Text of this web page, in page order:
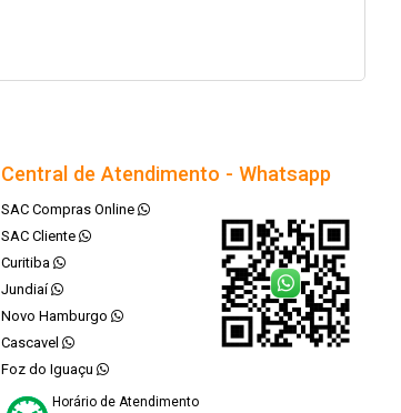
Central de Atendimento - Whatsapp
SAC Compras Online
SAC Cliente
Curitiba
Jundiaí
Novo Hamburgo
Cascavel
Foz do Iguaçu
Horário de Atendimento